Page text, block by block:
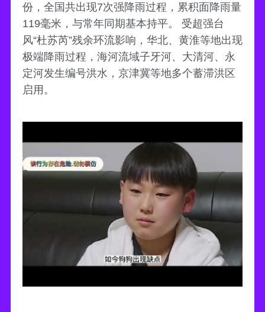
份，全国共出现7次强降雨过程，累积面降雨量
119毫米，与常年同期基本持平。 受超强台
风“杜苏芮”残余环流影响，华北、黄淮等地出现
极端降雨过程，海河流域子牙河、大清河、永
定河发生编号洪水，京津冀等地多个蓄滞洪区
启用。